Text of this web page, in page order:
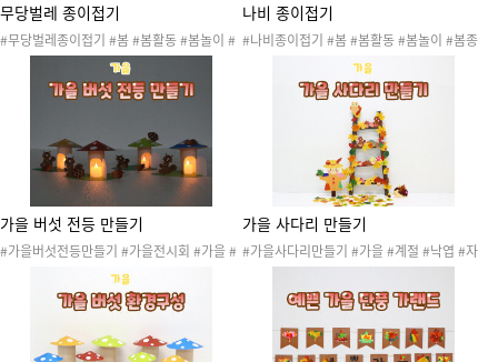
무당벌레 종이접기
#무당벌레종이접기 #봄 #봄활동 #봄놀이 #
봄종이접기 #봄과동식물 #종이접기 #종이접
기도안 #색종이접기 #소근육발달 #무당벌레
#곤충 #곤충종이접기 #봄틈새놀이 #틈새놀
02봄종이접기
나비 종이접기
#나비종이접기 #봄 #봄활동 #봄놀이 #봄종
이접기 #봄과동식물 #종이접기 #종이접기도
안 #색종이접기 #소근육발달 #나비 #곤충 #
곤충종이접기 #봄틈새놀이 #틈새놀이 #봄만
들기 #20260402봄활동 #20260402봄종
가을 버섯 전등 만들기
#가을버섯전등만들기 #가을전시회 #가을 #
계절 #낙엽 #자연 #자연물 #단풍잎 #은행잎
#가을나무 #가을꽃 #가을환경 #가을활동 #
가을놀이 #가을행사 #가을꾸미기 #가을도안
#가을프로젝트 #학예회 #전시회 #참여수업
#가을전시회행사
가을 사다리 만들기
#가을사다리만들기 #가을 #계절 #낙엽 #자
연 #자연물 #가을나무 #가을꽃 #가을환경 #
가을활동 #가을놀이 #가을프로젝트 #가을만
들기 #가을전시회 #학예회 #전시회 #참여수
업 #가을전시회행사 #가을환경구성 #가을전
시회환경구성